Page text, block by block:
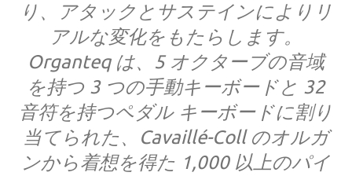
り、アタックとサステインによりリ
アルな変化をもたらします。
Organteq は、5 オクターブの音域
を持つ 3 つの手動キーボードと 32
音符を持つペダル キーボードに割り
当てられた、Cavaillé-Coll のオルガ
ンから着想を得た 1,000 以上のパイ